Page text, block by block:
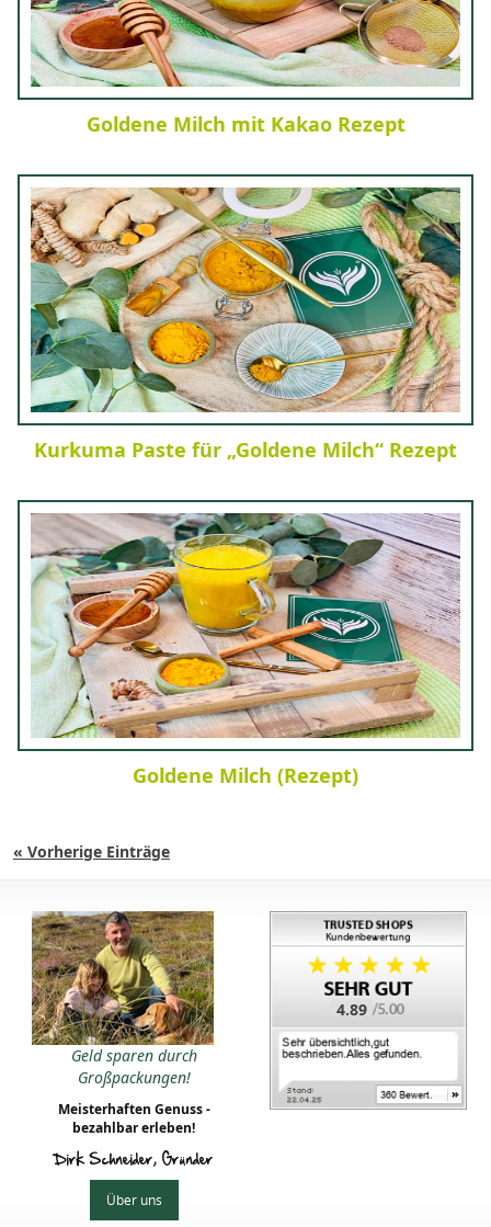
Goldene Milch mit Kakao Rezept
Kurkuma Paste für „Goldene Milch“ Rezept
Goldene Milch (Rezept)
« Vorherige Einträge
Geld sparen durch
Großpackungen!
Meisterhaften Genuss -
bezahlbar erleben!
Dirk Schneider, Gründer
Über uns
4.89